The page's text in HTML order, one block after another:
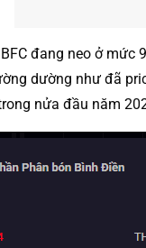
đang neo ở
dường như đã
nửa đầu năm